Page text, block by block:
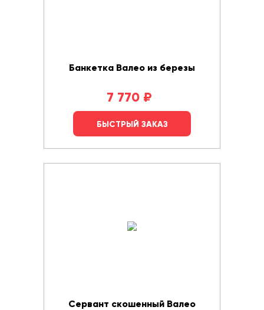
Банкетка Валео из березы
7 770 ₽
БЫСТРЫЙ ЗАКАЗ
Сервант скошенный Валео